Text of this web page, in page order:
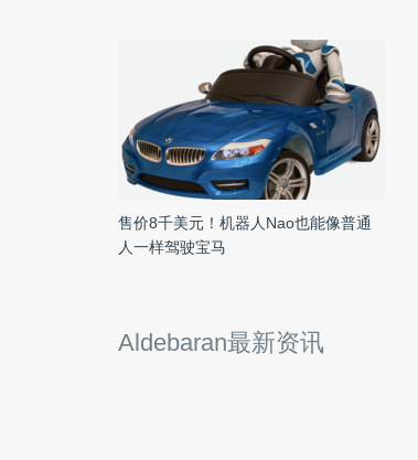
售价8千美元！机器人Nao也能像普通
人一样驾驶宝马
Aldebaran最新资讯